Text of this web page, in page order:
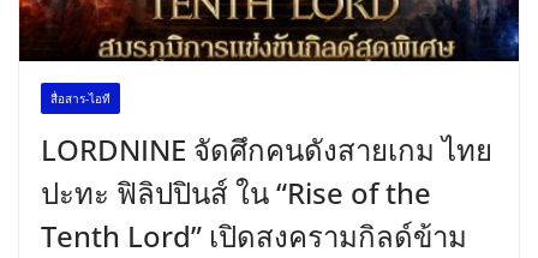
สื่อสาร-ไอที
LORDNINE จัดศึกคนดังสายเกม ไทย
ปะทะ ฟิลิปปินส์ ใน “Rise of the
Tenth Lord” เปิดสงครามกิลด์ข้าม